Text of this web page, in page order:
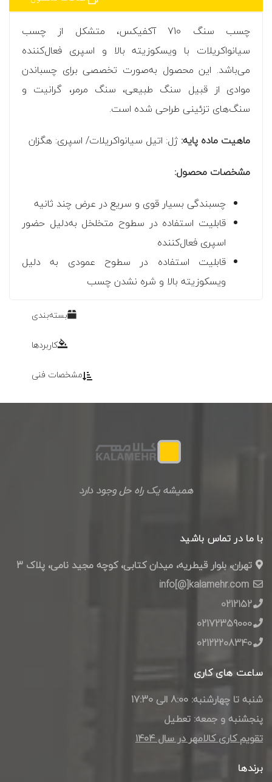
چسب سنگ 710 آکفیکس، متشکل از چسب
سیانواکریلات با ویسکوزیته بالا و اسپری فعال‌کننده
می‌باشد. این محصول به‌صورت تخصصی برای چسباندن
موادی از قبیل سنگ طبیعی، سنگ مرمر، گرانیت و
سنگ‌های تزئینی طراحی شده است.
ماهیت ماده پایه: ژل: اتیل سیانواکریلات/ اسپری: هگزان
مشخصات محصول:
چسبندگی بسیار قوی و سریع در عرض چند ثانیه
قابلیت استفاده در سطوح متخلخل به‌دلیل حضور
اسپری فعال‌کننده
قابلیت استفاده در سطوح عمودی به دلیل
ویسکوزیته بالا و شره نشدن چسب
بسته‌بندی
کاربردها
مشخصات فنی
همیشه یک راه حل وجود دارد
با ما در تماس باشید
تهران، بلوار قیطریه، میدان کتابی، کوچه مجید نامی، پلاک 3
0212152
02172359000
02122208340
ساعت های کاری
شنبه تا چهارشنبه: 8:00 الی 17:30
پنجشنبه و جمعه: تعطیل
تقویم کاری کالامهر در سال ۱۴۰4
برندها